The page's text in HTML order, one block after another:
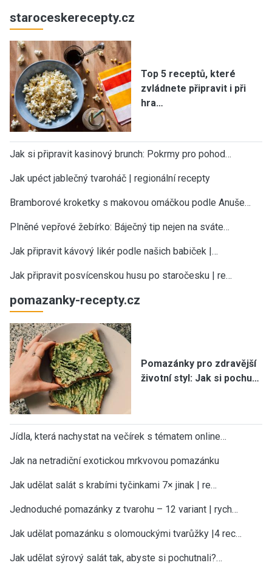
staroceskerecepty.cz
Top 5 receptů, které
zvládnete připravit i při
hra…
Jak si připravit kasinový brunch: Pokrmy pro pohod…
Jak upéct jablečný tvaroháč | regionální recepty
Bramborové kroketky s makovou omáčkou podle Anuše…
Plněné vepřové žebírko: Báječný tip nejen na sváte…
Jak připravit kávový likér podle našich babiček |…
Jak připravit posvícenskou husu po staročesku | re…
pomazanky-recepty.cz
Pomazánky pro zdravější
životní styl: Jak si pochu…
Jídla, která nachystat na večírek s tématem online…
Jak na netradiční exotickou mrkvovou pomazánku
Jak udělat salát s krabími tyčinkami 7× jinak | re…
Jednoduché pomazánky z tvarohu – 12 variant | rych…
Jak udělat pomazánku s olomouckými tvarůžky |4 rec…
Jak udělat sýrový salát tak, abyste si pochutnali?…